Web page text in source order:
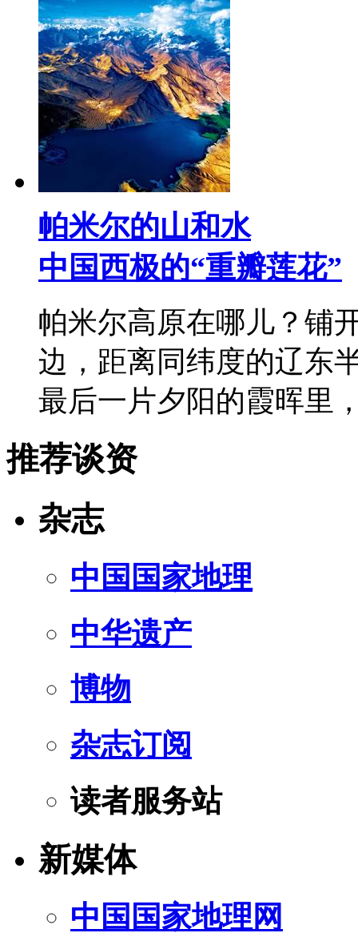
帕米尔的山和水
中国西极的“重瓣莲花”
帕米尔高原在哪儿？铺
边，距离同纬度的辽东
最后一片夕阳的霞晖
推荐谈资
杂志
中国国家地理
中华遗产
博物
杂志订阅
读者服务站
新媒体
中国国家地理网